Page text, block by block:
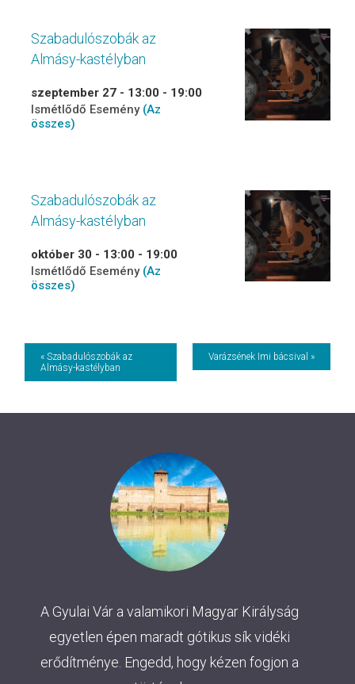
Szabadulószobák az
Almásy-kastélyban
szeptember 27 - 13:00 - 19:00
Ismétlődő Esemény (Az
összes)
Szabadulószobák az
Almásy-kastélyban
október 30 - 13:00 - 19:00
Ismétlődő Esemény (Az
összes)
Event
Navigation
« Szabadulószobák az
Almásy-kastélyban
Varázsének Imi bácsival »
A Gyulai Vár a valamikori Magyar Királyság
egyetlen épen maradt gótikus sík vidéki
erődítménye. Engedd, hogy kézen fogjon a